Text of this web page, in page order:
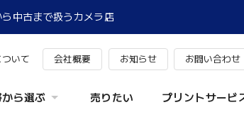
中古まで扱うカメラ店
いて 会社概要 お知らせ お問い合わせ
ら選ぶ 売りたい プリントサービ